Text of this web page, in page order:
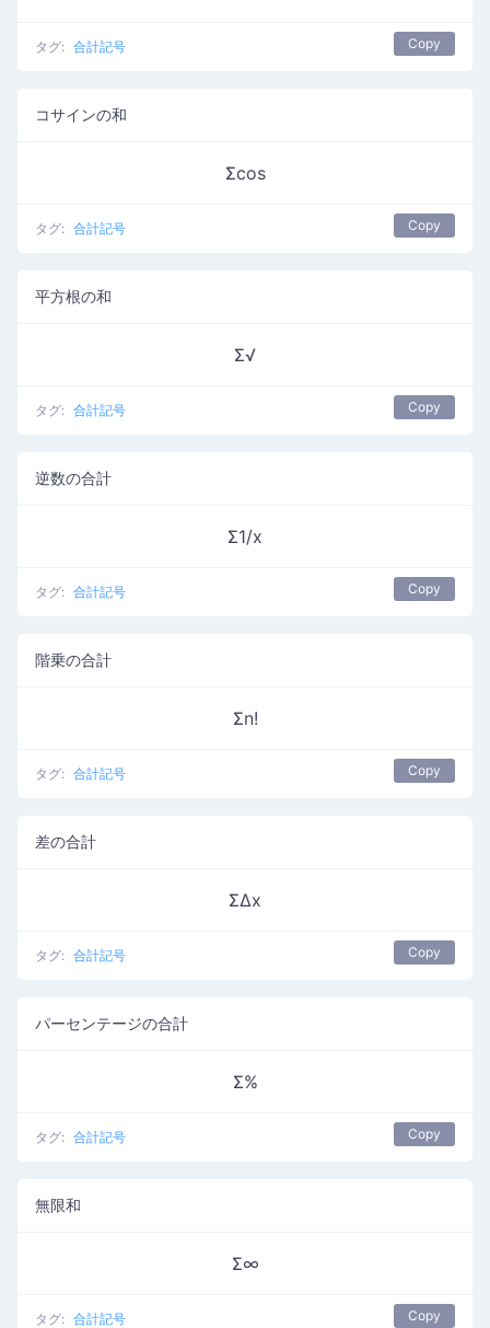
タグ: 合計記号 Copy
コサインの和
Σcos
タグ: 合計記号 Copy
平方根の和
Σ√
タグ: 合計記号 Copy
逆数の合計
Σ1/x
タグ: 合計記号 Copy
階乗の合計
Σn!
タグ: 合計記号 Copy
差の合計
ΣΔx
タグ: 合計記号 Copy
パーセンテージの合計
Σ%
タグ: 合計記号 Copy
無限和
Σ∞
タグ: 合計記号 Copy